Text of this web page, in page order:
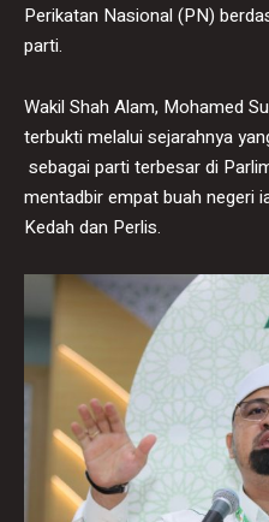
Perikatan Nasional (PN)
parti.
Wakil Shah Alam, Mohamed
terbukti melalui sejarahnya
sebagai parti terbesar di
mentadbir empat buah negeri
Kedah dan Perlis.